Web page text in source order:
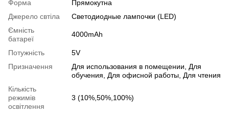
Форма
Прямокутна
Джерело свтіла
Светодиодные лампочки (LED)
Ємність
батареї
4000mAh
Потужність
5V
Призначення
Для использования в помещении, Для
обучения, Для офисной работы, Для чтения
Кількість
режимів
освітлення
3 (10%,50%,100%)